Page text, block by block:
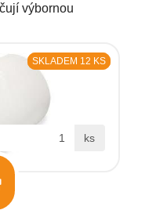
výbornou
SKLADEM 12 KS
ks